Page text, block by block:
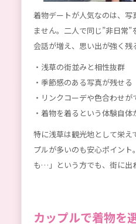
着物デートが人気なのは、写
ません。二人で同じ”非日常
会話が増え、思い出が強く残
・浅草の街並みと相性抜群
・季節感のある写真が残せる
・リンクコーデや色合わせが
・着物を着るという体験自体
特に浅草は観光地として栄え
プルが多いのも安心ポイン
も…」という方でも、街に出
カップルで着物を